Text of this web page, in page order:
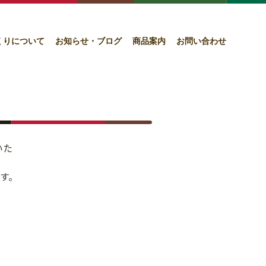
りについて お知らせ・ブログ 商品案内 お問い合わせ
。